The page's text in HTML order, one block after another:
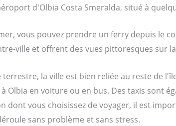
d'Olbia Costa Smeralda, situé à
vous pouvez prendre un ferry depuis le
ville et offrent des vues pittoresques sur
la ville est bien reliée au reste de
Olbia en voiture ou en bus. Des taxis sont
dont vous choisissez de voyager, il est
sans problème et sans stress.